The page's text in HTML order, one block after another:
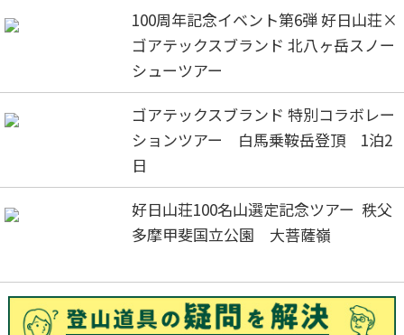
100周年記念イベント第6弾 好日山荘×
ゴアテックスブランド 北八ヶ岳スノー
シューツアー
ゴアテックスブランド 特別コラボレー
ションツアー 白馬乗鞍岳登頂 1泊2
日
好日山荘100名山選定記念ツアー 秩父
多摩甲斐国立公園 大菩薩嶺